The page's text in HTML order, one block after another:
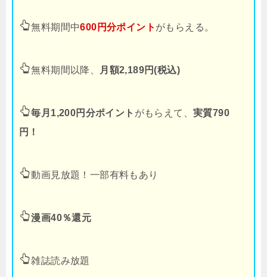
無料期間中600円分ポイント がもらえる。
無料期間以降、 月額2,189円(税込)
毎月1,200円分ポイント がもらえて、実質790
円！
動画見放題！一部有料もあり
漫画40％還元
雑誌読み放題